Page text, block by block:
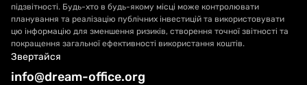
підзвітності. Будь-хто в будь-якому місці може контролювати
планування та реалізацію публічних інвестицій та використовувати
цю інформацію для зменшення ризиків, створення точної звітності та
покращення загальної ефективності використання коштів.
Звертайся
info@dream-office.org